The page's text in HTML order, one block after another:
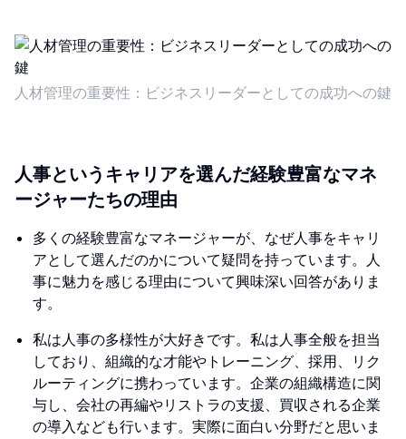
人材管理の重要性：ビジネスリーダーとしての成功への鍵
人事というキャリアを選んだ経験豊富なマネ
ージャーたちの理由
多くの経験豊富なマネージャーが、なぜ人事をキャリ
アとして選んだのかについて疑問を持っています。人
事に魅力を感じる理由について興味深い回答がありま
す。
私は人事の多様性が大好きです。私は人事全般を担当
しており、組織的な才能やトレーニング、採用、リク
ルーティングに携わっています。企業の組織構造に関
与し、会社の再編やリストラの支援、買収される企業
の導入なども行います。実際に面白い分野だと思いま